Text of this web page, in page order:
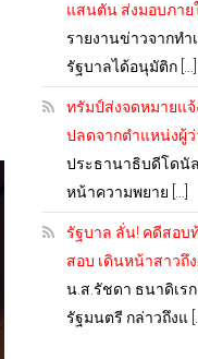
แสนตัน ส่งมอบภา
รายงานข่าวจากทำ
รัฐบาลได้อนุมัติก […]
ทรัมป์ส่งจดหมายแจ้
ปลดจากตำแหน่งผู้ว่
ประธานาธิบดีโดนั
หน้าความพยาย […]
รัฐบาล ลั่น! คดีสอบ
สอบ เดินหน้าสาวถึ
น.ส.รัชดา ธนาดิเร
รัฐมนตรี กล่าวถึงแ